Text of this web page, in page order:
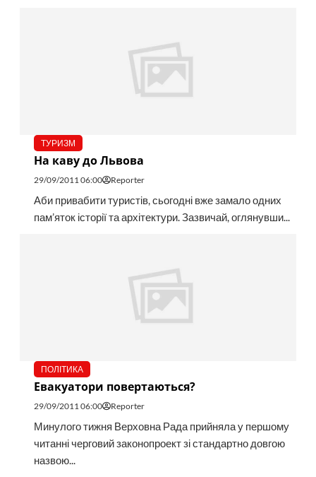
ТУРИЗМ
На каву до Львова
29/09/2011 06:00 Reporter
Аби привабити туристів, сьогодні вже замало одних
пам’яток історії та архітектури. Зазвичай, оглянувши...
ПОЛІТИКА
Евакуатори повертаються?
29/09/2011 06:00 Reporter
Минулого тижня Верховна Рада прийняла у першому
читанні черговий законопроект зі стандартно довгою
назвою...